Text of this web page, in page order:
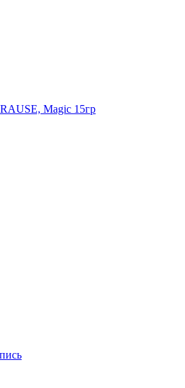
Magic 15гр